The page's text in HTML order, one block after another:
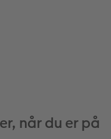
når du er på